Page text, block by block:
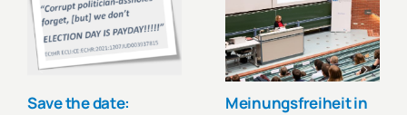
Save the date:
Meinungsfreiheit in